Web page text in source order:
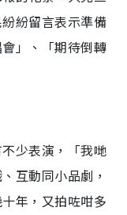
紛留言表示準備
」、「期待倒轉
少表演，「我哋
互動同小品劇，
年，又拍咗咁多